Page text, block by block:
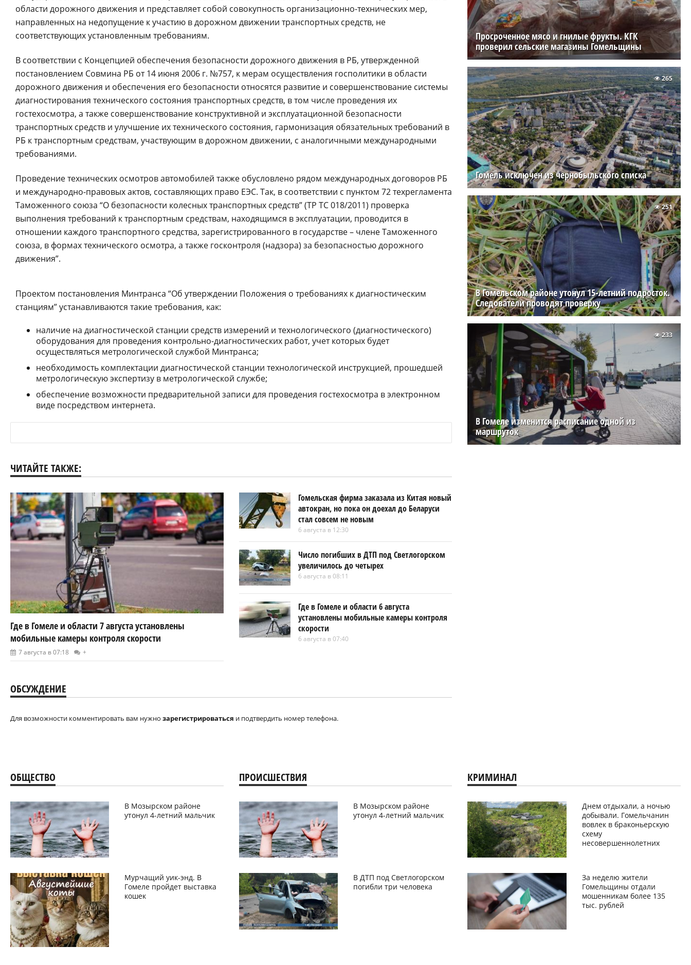
области дорожного движения и представляет собой совокупность организационно-технических мер,
направленных на недопущение к участию в дорожном движении транспортных средств, не
соответствующих установленным требованиям.
В соответствии с Концепцией обеспечения безопасности дорожного движения в РБ, утвержденной
постановлением Совмина РБ от 14 июня 2006 г. №757, к мерам осуществления госполитики в области
дорожного движения и обеспечения его безопасности относятся развитие и совершенствование системы
диагностирования технического состояния транспортных средств, в том числе проведения их
гостехосмотра, а также совершенствование конструктивной и эксплуатационной безопасности
транспортных средств и улучшение их технического состояния, гармонизация обязательных требований в
РБ к транспортным средствам, участвующим в дорожном движении, с аналогичными международными
требованиями.
Проведение технических осмотров автомобилей также обусловлено рядом международных договоров РБ
и международно-правовых актов, составляющих право ЕЭС. Так, в соответствии с пунктом 72 техрегламента
Таможенного союза “О безопасности колесных транспортных средств” (ТР ТС 018/2011) проверка
выполнения требований к транспортным средствам, находящимся в эксплуатации, проводится в
отношении каждого транспортного средства, зарегистрированного в государстве – члене Таможенного
союза, в формах технического осмотра, а также госконтроля (надзора) за безопасностью дорожного
движения”.
Проектом постановления Минтранса “Об утверждении Положения о требованиях к диагностическим
станциям” устанавливаются такие требования, как:
наличие на диагностической станции средств измерений и технологического (диагностического)
оборудования для проведения контрольно-диагностических работ, учет которых будет
осуществляться метрологической службой Минтранса;
необходимость комплектации диагностической станции технологической инструкцией, прошедшей
метрологическую экспертизу в метрологической службе;
обеспечение возможности предварительной записи для проведения гостехосмотра в электронном
виде посредством интернета.
ЧИТАЙТЕ ТАКЖЕ:
Где в Гомеле и области 7 августа установлены
мобильные камеры контроля скорости
7 августа в 07:18 +
Гомельская фирма заказала из Китая новый
автокран, но пока он доехал до Беларуси
стал совсем не новым
6 августа в 12:30
Число погибших в ДТП под Светлогорском
увеличилось до четырех
6 августа в 08:11
Где в Гомеле и области 6 августа
установлены мобильные камеры контроля
скорости
6 августа в 07:40
ОБСУЖДЕНИЕ
Для возможности комментировать вам нужно зарегистрироваться и подтвердить номер телефона.
Просроченное мясо и гнилые фрукты. КГК
проверил сельские магазины Гомельщины
Гомель исключен из чернобыльского списка
265
В Гомельском районе утонул 15-летний подросток.
Следователи проводят проверку
251
В Гомеле изменится расписание одной из
маршруток
233
ОБЩЕСТВО
В Мозырском районе
утонул 4-летний мальчик
Мурчащий уик-энд. В
Гомеле пройдет выставка
кошек
ПРОИСШЕСТВИЯ
В Мозырском районе
утонул 4-летний мальчик
В ДТП под Светлогорском
погибли три человека
КРИМИНАЛ
Днем отдыхали, а ночью
добывали. Гомельчанин
вовлек в браконьерскую
схему
несовершеннолетних
За неделю жители
Гомельщины отдали
мошенникам более 135
тыс. рублей